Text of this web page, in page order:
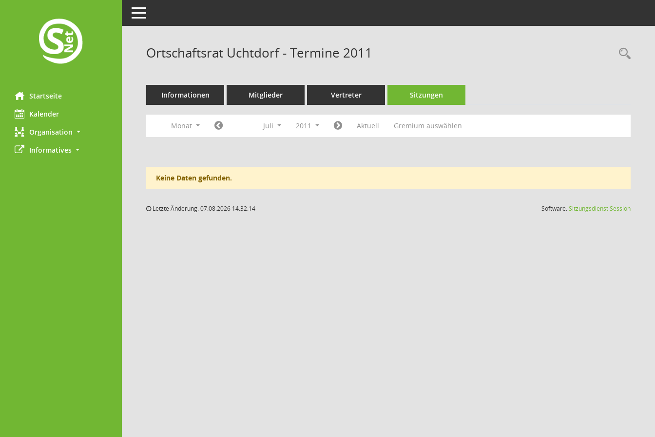
Startseite
Kalender
Organisation
Informatives
Toggle navigation
Ortschaftsrat Uchtdorf - Termine 2011
Informationen Mitglieder Vertreter Sitzungen
Monat Juli 2011 Aktuell Gremium auswählen
Keine Daten gefunden.
Letzte Änderung: 07.08.2026 14:32:14 Software:SitzungsdienstSession(Wird in